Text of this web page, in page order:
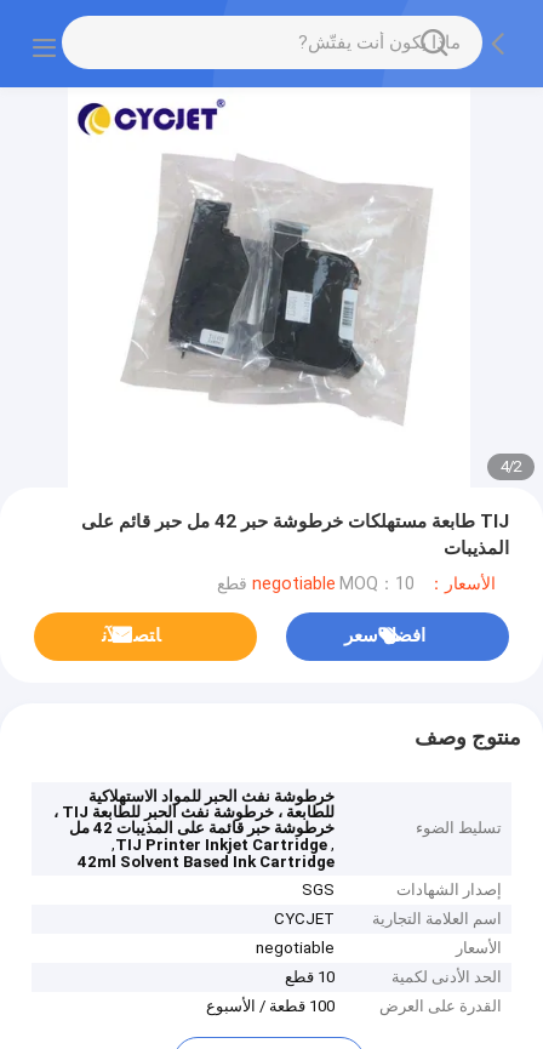
2
/
4
TIJ طابعة مستهلكات خرطوشة حبر 42 مل حبر قائم على
المذيبات
الأسعار：negotiable MOQ：10 قطع
افضل سعر ﺎﺘﺼﻟ ﺍﻶﻧ
منتوج وصف
تسليط الضوء
خرطوشة نفث الحبر للمواد الاستهلاكية
للطابعة ، خرطوشة نفث الحبر للطابعة TIJ ،
خرطوشة حبر قائمة على المذيبات 42 مل
,
TIJ Printer Inkjet Cartridge
,
42ml Solvent Based Ink Cartridge
إصدار الشهادات
SGS
اسم العلامة التجارية
CYCJET
الأسعار
negotiable
الحد الأدنى لكمية
10 قطع
القدرة على العرض
100 قطعة / الأسبوع